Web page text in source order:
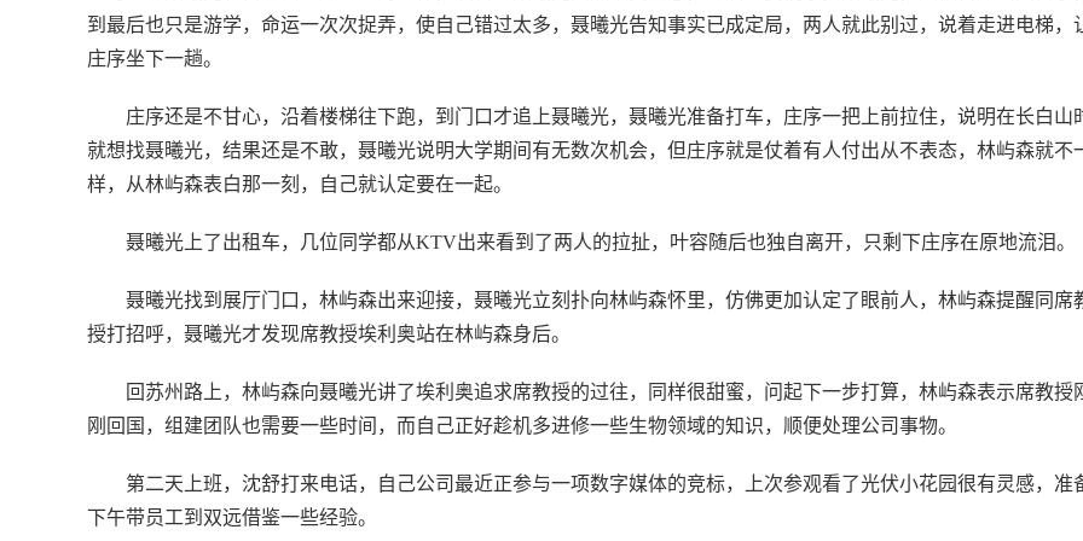
到最后也只是游学，命运一次次捉弄，使自己错过太多，聂曦光告知事实已成定局，两人就此别过，说着走进电梯，
庄序坐下一趟。
庄序还是不甘心，沿着楼梯往下跑，到门口才追上聂曦光，聂曦光准备打车，庄序一把上前拉住，说明在长白山
就想找聂曦光，结果还是不敢，聂曦光说明大学期间有无数次机会，但庄序就是仗着有人付出从不表态，林屿森就不
样，从林屿森表白那一刻，自己就认定要在一起。
聂曦光上了出租车，几位同学都从KTV出来看到了两人的拉扯，叶容随后也独自离开，只剩下庄序在原地流泪。
聂曦光找到展厅门口，林屿森出来迎接，聂曦光立刻扑向林屿森怀里，仿佛更加认定了眼前人，林屿森提醒同席
授打招呼，聂曦光才发现席教授埃利奥站在林屿森身后。
回苏州路上，林屿森向聂曦光讲了埃利奥追求席教授的过往，同样很甜蜜，问起下一步打算，林屿森表示席教授
刚回国，组建团队也需要一些时间，而自己正好趁机多进修一些生物领域的知识，顺便处理公司事物。
第二天上班，沈舒打来电话，自己公司最近正参与一项数字媒体的竞标，上次参观看了光伏小花园很有灵感，准
下午带员工到双远借鉴一些经验。